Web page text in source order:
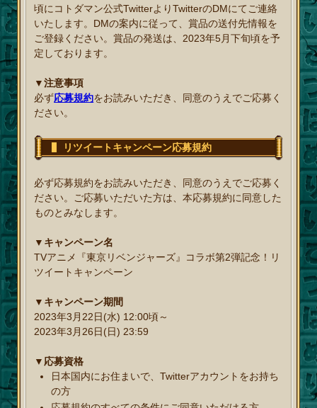
頃にコトダマン公式TwitterよりTwitterのDMにてご連絡
いたします。DMの案内に従って、賞品の送付先情報を
ご登録ください。賞品の発送は、2023年5月下旬頃を予
定しております。
▼注意事項
必ず応募規約をお読みいただき、同意のうえでご応募く
ださい。
リツイートキャンペーン応募規約
必ず応募規約をお読みいただき、同意のうえでご応募く
ださい。ご応募いただいた方は、本応募規約に同意した
ものとみなします。
▼キャンペーン名
TVアニメ『東京リベンジャーズ』コラボ第2弾記念！リ
ツイートキャンペーン
▼キャンペーン期間
2023年3月22日(水) 12:00頃～
2023年3月26日(日) 23:59
▼応募資格
日本国内にお住まいで、Twitterアカウントをお持ち
の方